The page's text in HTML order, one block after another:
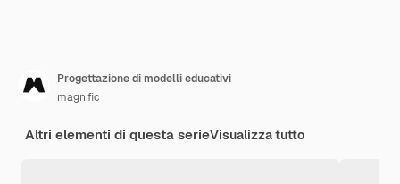
Progettazione di modelli educativi
magnific
Altri elementi di questa serieVisualizza tutto